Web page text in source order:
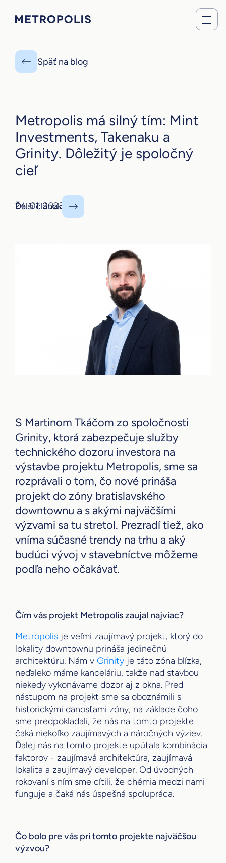
Metropolis má silný tím: Mint
Investments, Takenaku a
Grinity. Dôležitý je spoločný
cieľ
24. 01. 2023
Späť na blog
Ďalší článok
S Martinom Tkáčom zo spoločnosti
Grinity, ktorá zabezpečuje služby
technického dozoru investora na
výstavbe projektu Metropolis, sme sa
rozprávali o tom, čo nové prináša
projekt do zóny bratislavského
downtownu a s akými najväčšími
výzvami sa tu stretol. Prezradí tiež, ako
vníma súčasné trendy na trhu a aký
budúci vývoj v stavebníctve môžeme
podľa neho očakávať.
Čím vás projekt Metropolis zaujal najviac?
Metropolis je veľmi zaujímavý projekt, ktorý do
lokality downtownu prináša jedinečnú
architektúru. Nám v Grinity je táto zóna blízka,
neďaleko máme kanceláriu, takže nad stavbou
niekedy vykonávame dozor aj z okna. Pred
nástupom na projekt sme sa oboznámili s
historickými danosťami zóny, na základe čoho
sme predpokladali, že nás na tomto projekte
čaká niekoľko zaujímavých a náročných výziev.
Ďalej nás na tomto projekte upútala kombinácia
faktorov - zaujímavá architektúra, zaujímavá
lokalita a zaujímavý developer. Od úvodných
rokovaní s ním sme cítili, že chémia medzi nami
funguje a čaká nás úspešná spolupráca.
Čo bolo pre vás pri tomto projekte najväčšou
výzvou?